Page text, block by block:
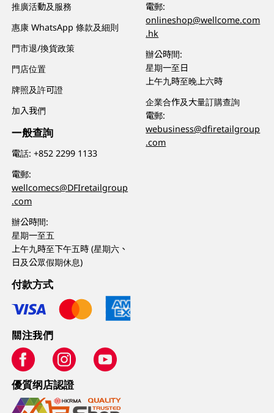
推廣活動及服務
惠康 WhatsApp 條款及細則
門市退/換貨政策
門店位置
牌照及許可證
加入我們
一般查詢
電話:+852 2299 1133
電郵:
wellcomecs@DFIretailgroup
.com
辦公時間:
星期一至五
上午九時至下午五時 (星期六、
日及公眾假期休息)
電郵:
onlineshop@wellcome.com
.hk
辦公時間:
星期一至日
上午九時至晚上六時
企業合作及大量訂購查詢
電郵:
webusiness@dfiretailgroup
.com
付款方式
關注我們
優質纲店認證